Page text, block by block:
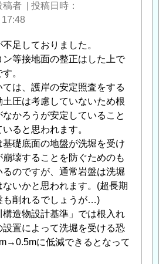
稿者
投稿日時
足しておりました。
ン等接地面の整正はした上で
。
は、護岸の安定照査をする
土圧は考慮していないため根
なかろうが安定していること
ると思われます。
基礎底面の地盤が洗堀を受け
崩壊することを防ぐためのも
のですが、通常岩盤は洗堀
ないかと思われます。(超長期
も削れるでしょうが…)
造物設計基準」では根入れ
置によって洗堀を受ける恐
に低減できるとなって